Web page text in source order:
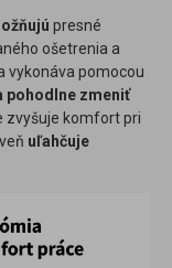
presné
ošetrenia a
vykonáva pomocou
pohodlne zmeniť
zvyšuje komfort pri
uľahčuje